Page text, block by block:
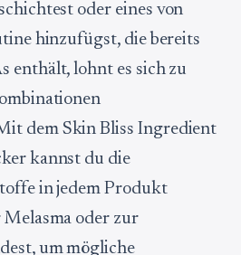
oder eines von
hinzufügst, die bereits
enthält, lohnt es sich zu
dem Skin Bliss Ingredient
kannst du die
in jedem Produkt
Melasma oder zur
um mögliche